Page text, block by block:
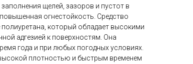
щелей, зазоров и пустот в
огнестойкость. Средство
который обладает высокими
адгезией к поверхностям. Она
года и при любых погодных условиях.
плотностью и быстрым временем